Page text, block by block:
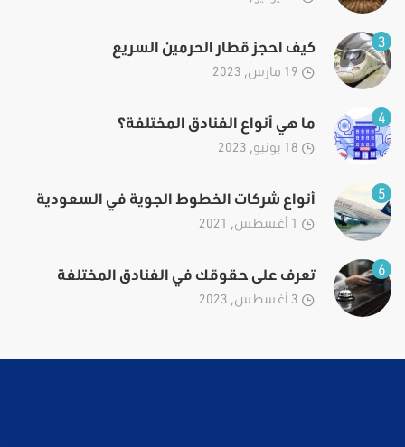
3 كيف احجز قطار الحرمين السريع
4 ما هي أنواع الفنادق المختلفة؟
5 أنواع شركات الخطوط الجوية في السعودية
6 تعرف على حقوقك في الفنادق المختلفة